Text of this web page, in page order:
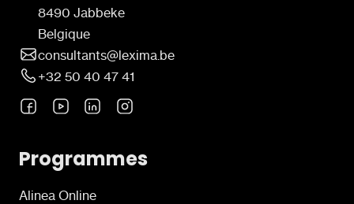
8490 Jabbeke
Belgique
consultants@lexima.be
+32 50 40 47 41
Programmes
Alinea Online